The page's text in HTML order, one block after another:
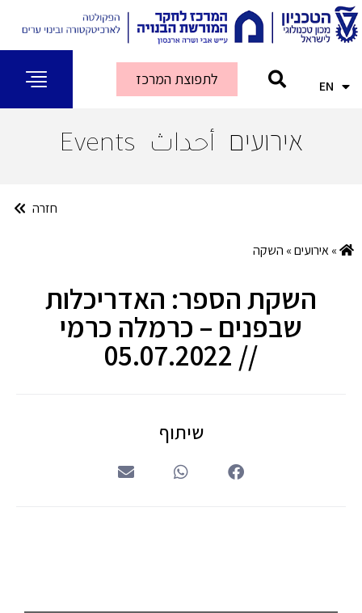
EN
AR לתפוצת המרכז
אירועים أحداث Events
»אירועים» השקה
חזרה
השקת הספר: האדריכלות
שבפנים – כרמלה כרמי
// 05.07.2022
שיתוף